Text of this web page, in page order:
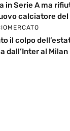
in Serie A ma
calciatore del
il colpo
dall’Inter al Milan